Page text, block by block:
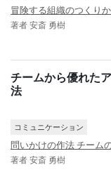
冒険する組織のつくり
著者 安斎 勇樹
チームから優れた
法
コミュニケーション
問いかけの作法 チーム
著者 安斎 勇樹